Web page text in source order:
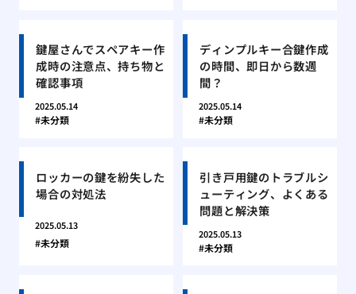
鍵屋さんでスペアキー作
成時の注意点、持ち物と
確認事項
2025.05.14
未分類
ディンプルキー合鍵作成
の時間、即日から数週
間？
2025.05.14
未分類
ロッカーの鍵を紛失した
場合の対処法
2025.05.13
未分類
引き戸用鍵のトラブルシ
ューティング、よくある
問題と解決策
2025.05.13
未分類